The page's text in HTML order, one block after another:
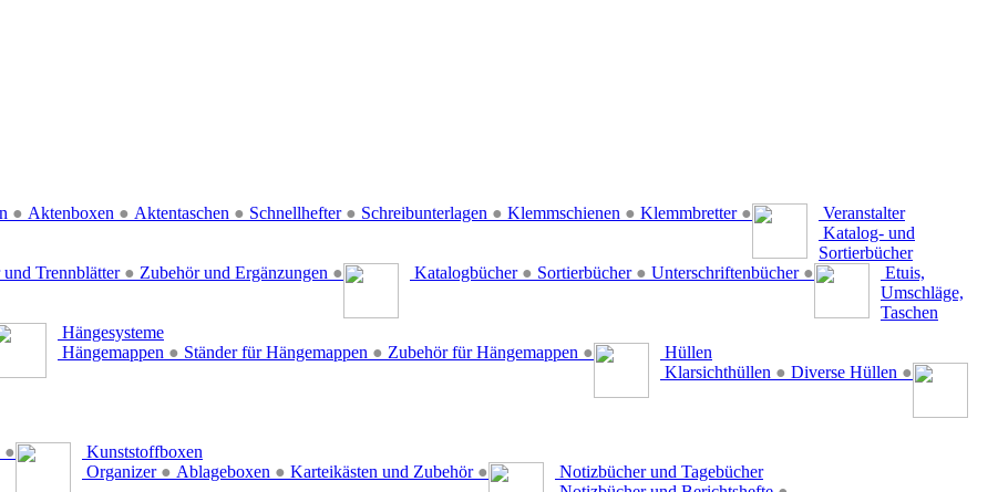
● Aktenboxen ● Aktentaschen ● Schnellhefter ● Schreibunterlagen ● Klemmschienen ● Klemmbretter ● Veranstalter
und Trennblätter ● Zubehör und Ergänzungen ●
Katalog- und
Sortierbücher
Katalogbücher ● Sortierbücher ● Unterschriftenbücher ●
Etuis,
Umschläge,
Taschen
Hängesysteme
Hängemappen ● Ständer für Hängemappen ● Zubehör für Hängemappen ●
Hüllen
Klarsichthüllen ● Diverse Hüllen ●
●
Kunststoffboxen
Organizer ● Ablageboxen ● Karteikästen und Zubehör ●
Notizbücher und Tagebücher